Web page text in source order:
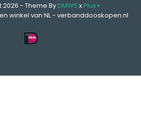
- Theme By DMWS x Plus+
winkel van NL - verbanddooskopen.nl